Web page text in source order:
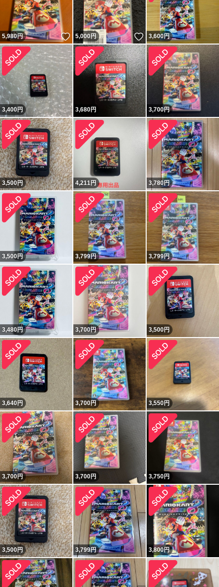
5,980円 いいね！
5,000 円 いいね！
3,600円
3,400円 3,680円 3,700円
3,500円 4,211円 3,780円
3,500円 3,799円 3,799円
3,480円 3,700円 3,500円
3,640円 3,700円 3,550円
3,700円 3,700円 3,750円
3,500円 3,799円 3,800円